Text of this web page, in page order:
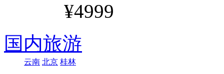
¥4999
国内旅游
云南 北京 桂林